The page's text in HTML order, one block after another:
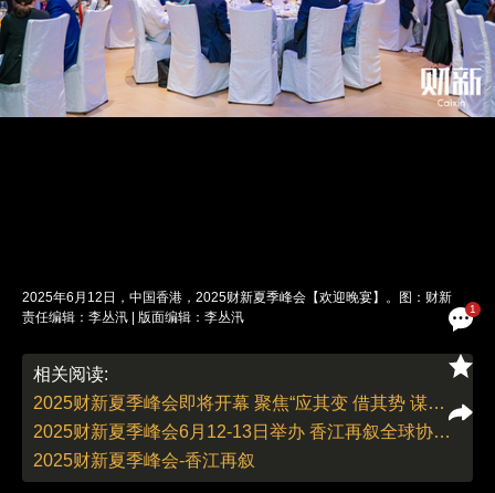
1
2025年6月12日，中国香港，2025财新夏季峰会【欢迎晚宴】。图：财新
责任编辑：李丛汛 | 版面编辑：李丛汛
相关阅读:
2025财新夏季峰会即将开幕 聚焦“应其变 借其势 谋其功”
2025财新夏季峰会6月12-13日举办 香江再叙全球协作新章
2025财新夏季峰会-香江再叙